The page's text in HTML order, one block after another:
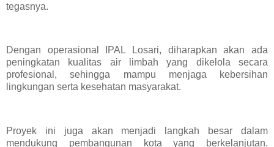
tegasnya.
Dengan operasional IPAL Losari, diharapkan akan ada
peningkatan kualitas air limbah yang dikelola secara
profesional, sehingga mampu menjaga kebersihan
lingkungan serta kesehatan masyarakat.
Proyek ini juga akan menjadi langkah besar dalam
mendukung pembangunan kota yang berkelanjutan.